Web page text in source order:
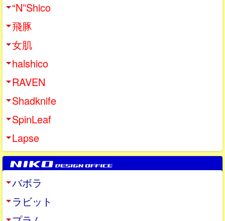
“N”Shico
飛豚
女肌
halshico
RAVEN
Shadknife
SpinLeaf
Lapse
バボラ
ラビット